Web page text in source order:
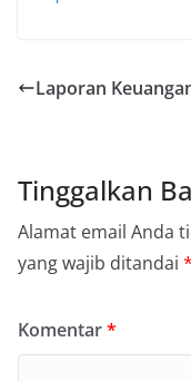
Laporan
Tinggalkan
Alamat email Anda
yang wajib ditandai *
Komentar*